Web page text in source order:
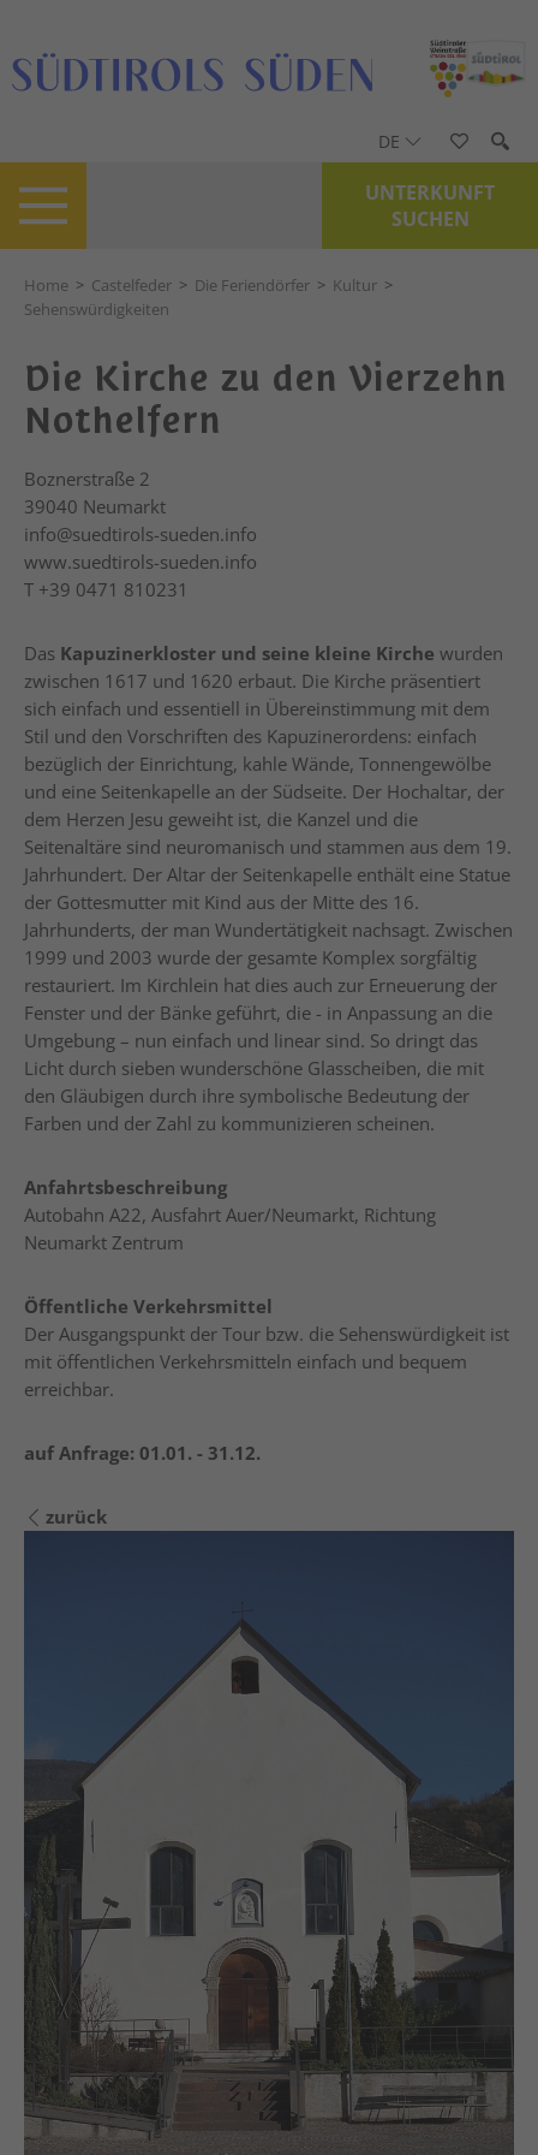
DE
UNTERKUNFT
SUCHEN
Home > Castelfeder > Die Feriendörfer > Kultur >
Sehenswürdigkeiten
Die Kirche zu den Vierzehn
Nothelfern
Boznerstraße 2
39040 Neumarkt
info@suedtirols-sueden.info
www.suedtirols-sueden.info
T +39 0471 810231
Das Kapuzinerkloster und seine kleine Kirche wurden
zwischen 1617 und 1620 erbaut. Die Kirche präsentiert
sich einfach und essentiell in Übereinstimmung mit dem
Stil und den Vorschriften des Kapuzinerordens: einfach
bezüglich der Einrichtung, kahle Wände, Tonnengewölbe
und eine Seitenkapelle an der Südseite. Der Hochaltar, der
dem Herzen Jesu geweiht ist, die Kanzel und die
Seitenaltäre sind neuromanisch und stammen aus dem 19.
Jahrhundert. Der Altar der Seitenkapelle enthält eine Statue
der Gottesmutter mit Kind aus der Mitte des 16.
Jahrhunderts, der man Wundertätigkeit nachsagt. Zwischen
1999 und 2003 wurde der gesamte Komplex sorgfältig
restauriert. Im Kirchlein hat dies auch zur Erneuerung der
Fenster und der Bänke geführt, die - in Anpassung an die
Umgebung – nun einfach und linear sind. So dringt das
Licht durch sieben wunderschöne Glasscheiben, die mit
den Gläubigen durch ihre symbolische Bedeutung der
Farben und der Zahl zu kommunizieren scheinen.
Anfahrtsbeschreibung
Autobahn A22, Ausfahrt Auer/Neumarkt, Richtung
Neumarkt Zentrum
Öffentliche Verkehrsmittel
Der Ausgangspunkt der Tour bzw. die Sehenswürdigkeit ist
mit öffentlichen Verkehrsmitteln einfach und bequem
erreichbar.
auf Anfrage: 01.01. - 31.12.
zurück